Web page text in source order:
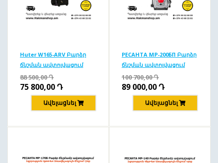
Huter W165-ARV Բարձր
ճնշման ավտոլվացում
165բ/1900Վտ
88 500,00Դ
75 800,00Դ
Ավելացնել
РЕСАНТА MP-200БП Բարձր
ճնշման ավտոլվացում
200բ/2500Վտ
100 700,00Դ
89 000,00Դ
Ավելացնել